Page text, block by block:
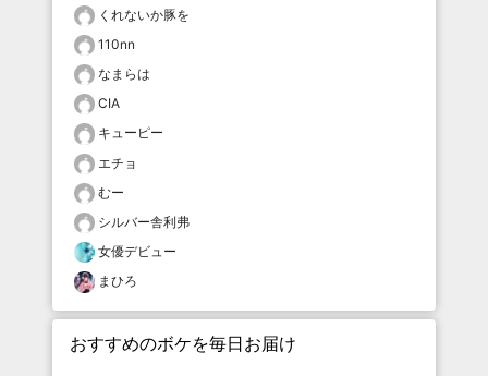
くれないか豚を
110nn
なまらは
CIA
キューピー
エチョ
むー
シルバー舎利弗
女優デビュー
まひろ
おすすめのボケを毎日お届け